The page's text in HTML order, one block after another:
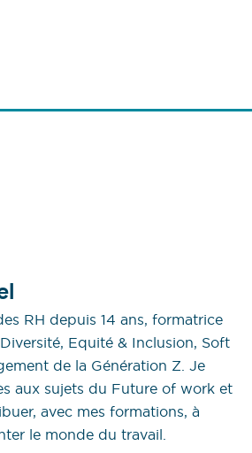
RH depuis 14 ans, formatrice
Equité & Inclusion, Soft
de la Génération Z. Je
aux sujets du Future of work et
avec mes formations, à
le monde du travail.